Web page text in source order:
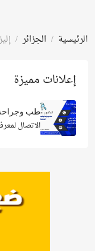
الرئيسية الجزائر
إعلانات مميزة
طب وجراحة
الاتصال